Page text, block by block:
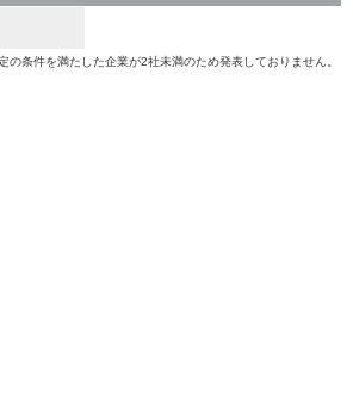
条件を満たした企業が2社未満のため発表しておりません。